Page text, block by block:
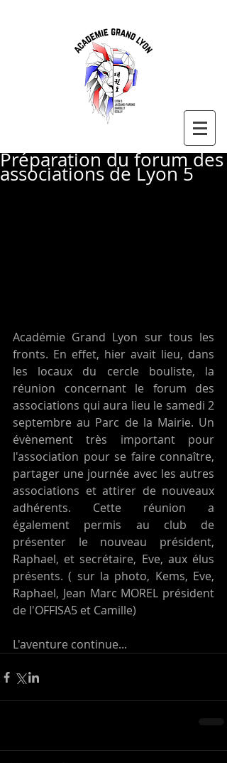
Préparation du forum des
associations de Lyon 5
Académie Grand Lyon sur tous les
fronts. En effet, hier avait lieu, dans
les locaux du cercle bouliste, la
réunion concernant le forum des
associations qui aura lieu le samedi 2
septembre au Parc de la Mairie. Un
évènement très important pour
l'association pour se faire connaître,
partager une journée avec les autres
associations et attirer de nouveaux
adhérents. Cette réunion a
également permis au club de
présenter le nouveau président,
Raphael, et secrétaire, Eve, aux élus
présents. ( sur la photo, Kems, Eve,
Raphael, Jean Marc MOREL président
de l'OFFISA5 et Camille)
L'aventure continue...